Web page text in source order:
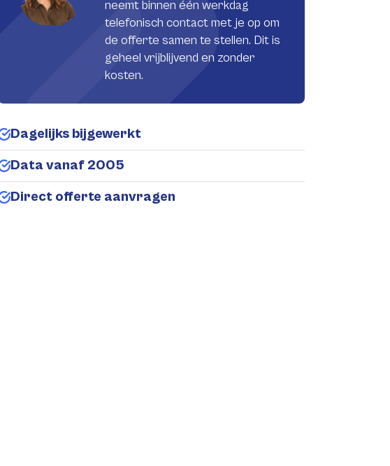
neemt binnen één werkdag
telefonisch contact met je op om
de offerte samen te stellen. Dit is
geheel vrijblijvend en zonder
kosten.
Dagelijks bijgewerkt
Data vanaf 2005
Direct offerte aanvragen